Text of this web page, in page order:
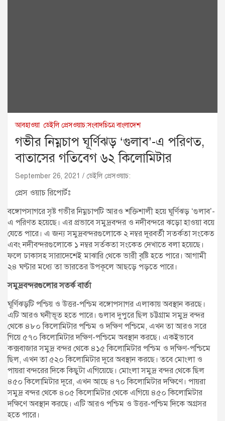
আবহাওয়া ডেইলি প্রেসওয়াচ:সংবাদচিত্রে বাংলাদেশ
গভীর নিম্নচাপ ঘূর্ণিঝড় ‘গুলাব’-এ পরিণত,
বাতাসের গতিবেগ ৬২ কিলোমিটার
September 26, 2021 ডেইলি প্রেসওয়াচ:
প্রেস ওয়াচ রিপোর্টঃ
বঙ্গোপসাগরে সৃষ্ট গভীর নিম্নচাপটি আরও শক্তিশালী হয়ে ঘূর্ণিঝড় ‘গুলাব’-
এ পরিণত হয়েছে। এর প্রভাবে সমুদ্রবন্দর ও নদীবন্দরে ঝড়ো হাওয়া বয়ে
যেতে পারে। এ জন্য সমুদ্রবন্দরগুলোকে ২ নম্বর দূরবর্তী সতর্কতা সংকেত
এবং নদীবন্দরগুলোকে ১ নম্বর সর্তকতা সংকেত দেখাতে বলা হয়েছে।
ফলে ঢাকাসহ সারাদেশেই মাঝারি থেকে ভারী বৃষ্টি হতে পারে। আগামী
২৪ ঘণ্টার মধ্যে তা ভারতের উপকূলে আছড়ে পড়তে পারে।
সমুদ্রবন্দরগুলোর সতর্ক বার্তা
ঘূর্ণিঝড়টি পশ্চিয় ও উত্তর-পশ্চিম বঙ্গোপসাগর এলাকায় অবস্থান করছে।
এটি আরও ঘনীভূত হতে পারে। গুলাব দুপুরে ছিল চট্টগ্রাম সমুদ্র বন্দর
থেকে ৪৮০ কিলোমিটার পশ্চিম ও দক্ষিণ পশ্চিমে, এখন তা আরও সরে
গিয়ে ৫৭০ কিলোমিটার দক্ষিণ-পশ্চিমে অবস্থান করছে। একইভাবে
কক্সবাজার সমুদ্র বন্দর থেকে ৪১৫ কিলোমিটার পশ্চিম ও দক্ষিণ-পশ্চিমে
ছিল, এখন তা ৫২০ কিলোমিটার দূরে অবস্থান করছে। তবে মোংলা ও
পায়রা বন্দরের দিকে কিছুটা এগিয়েছে। মোংলা সমুদ্র বন্দর থেকে ছিল
৪৫০ কিলোমিটার দূরে, এখন আছে ৪৭০ কিলোমিটার দক্ষিণে। পায়রা
সমুদ্র বন্দর থেকে ৪০৫ কিলোমিটার থেকে এগিয়ে ৪৫০ কিলোমিটার
দক্ষিণে অবস্থান করছে। এটি আরও পশ্চিম ও উত্তর-পশ্চিম দিকে অগ্রসর
হতে পারে।